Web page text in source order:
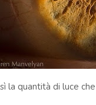
la quantità di luce